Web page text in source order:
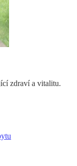
zdraví a vitalitu.